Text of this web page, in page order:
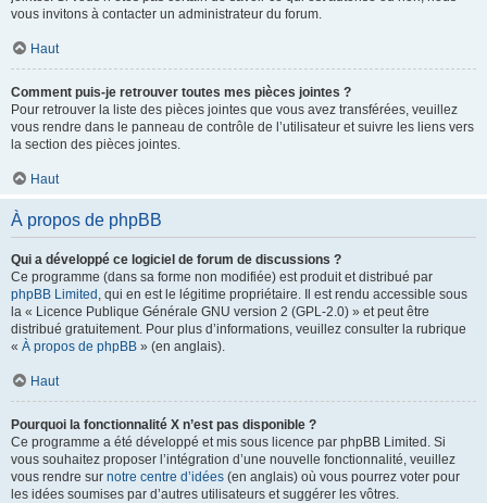
vous invitons à contacter un administrateur du forum.
Haut
Comment puis-je retrouver toutes mes pièces jointes ?
Pour retrouver la liste des pièces jointes que vous avez transférées, veuillez
vous rendre dans le panneau de contrôle de l’utilisateur et suivre les liens vers
la section des pièces jointes.
Haut
À propos de phpBB
Qui a développé ce logiciel de forum de discussions ?
Ce programme (dans sa forme non modifiée) est produit et distribué par
phpBB Limited , qui en est le légitime propriétaire. Il est rendu accessible sous
la « Licence Publique Générale GNU version 2 (GPL-2.0) » et peut être
distribué gratuitement. Pour plus d’informations, veuillez consulter la rubrique
« À propos de phpBB » (en anglais).
Haut
Pourquoi la fonctionnalité X n’est pas disponible ?
Ce programme a été développé et mis sous licence par phpBB Limited. Si
vous souhaitez proposer l’intégration d’une nouvelle fonctionnalité, veuillez
vous rendre sur notre centre d’idées (en anglais) où vous pourrez voter pour
les idées soumises par d’autres utilisateurs et suggérer les vôtres.